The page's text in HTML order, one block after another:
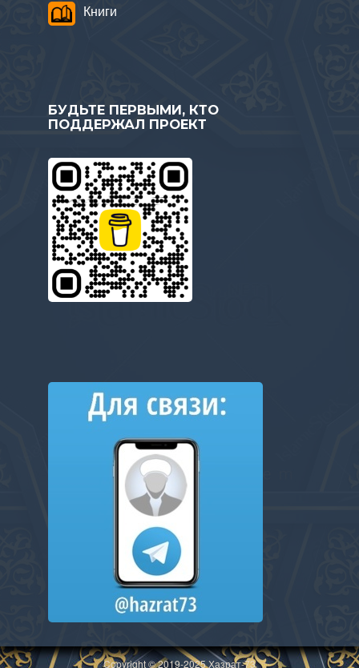
Книги
БУДЬТЕ ПЕРВЫМИ, КТО
ПОДДЕРЖАЛ ПРОЕКТ
Copyright © 2019-2025 Хазрат-73